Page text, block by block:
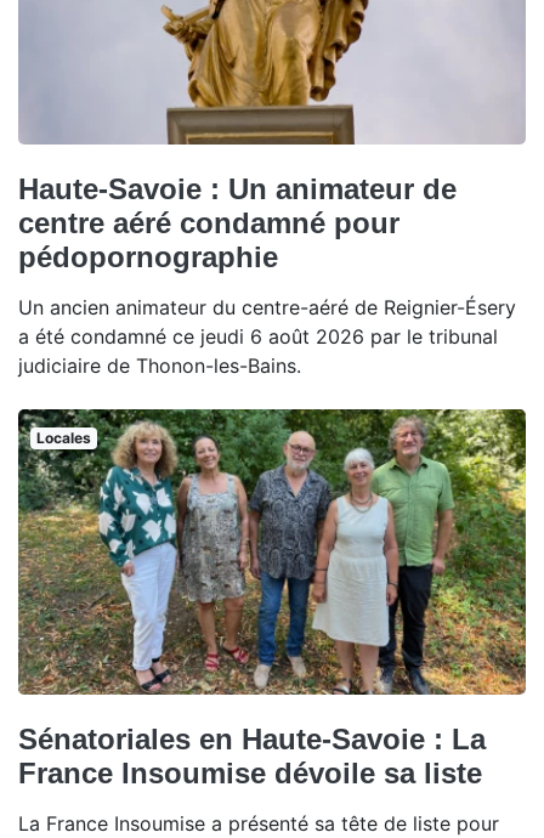
Haute-Savoie : Un animateur de
centre aéré condamné pour
pédopornographie
Un ancien animateur du centre-aéré de Reignier-Ésery
a été condamné ce jeudi 6 août 2026 par le tribunal
judiciaire de Thonon-les-Bains.
Locales
Sénatoriales en Haute-Savoie : La
France Insoumise dévoile sa liste
La France Insoumise a présenté sa tête de liste pour